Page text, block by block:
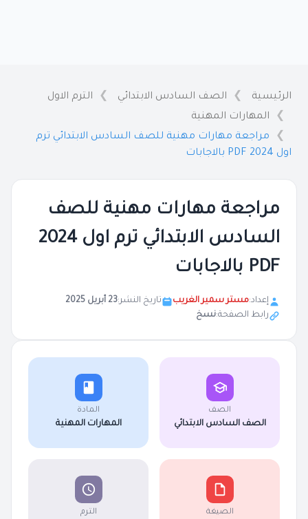
الرئيسية الصف السادس الابتدائي
الترم الاول
المهارات المهنية
مراجعة مهارات مهنية للصف السادس الابتدائي ترم
اول 2024 PDF بالاجابات
مراجعة مهارات مهنية للصف
السادس الابتدائي ترم اول 2024
PDF بالاجابات
إعداد:مستر سمير الغريب تاريخ النشر:23 أبريل 2025
رابط الصفحة:نسخ
الصف
الصف السادس الابتدائي
المادة
المهارات المهنية
الصيغة الترم